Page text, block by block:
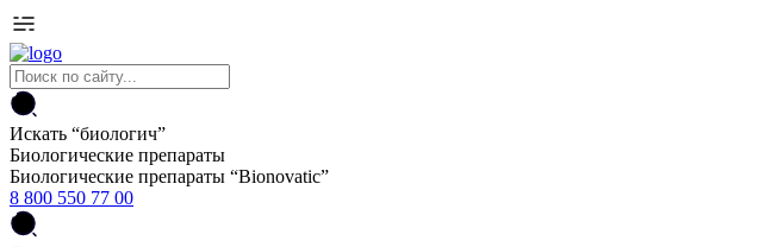
Искать “биологич”
Биологические препараты
Биологические препараты “Bionovatic”
8 800 550 77 00